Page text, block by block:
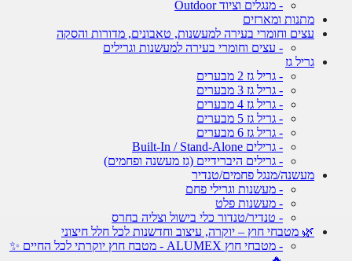
- מנגלים וציוד Outdoor
מתנות ומארזים
עצים וחומרי בעירה למעשנות, טאבונים, מדורות והסקה
- עצים וחומרי בעירה למעשנות וגרילים
גריל גז
- גריל גז 2 מבערים
- גריל גז 3 מבערים
- גריל גז 4 מבערים
- גריל גז 5 מבערים
- גריל גז 6 מבערים
- גרילים Built-In / Stand-Alone
- גרילים היברידיים (גז מעשנה ופחמים)
מעשנה/מנגל פחמים/טנדיר
- מעשנות וגרילי פחם
- מעשנות פלט
- טנדיר/טנדור כלי בישול וצליה בחרס
🌿 מטבחי חוץ – יוקרה, עיצוב וחדשנות לכל חלל חיצוני
- מטבחי חוץ ALUMEX - מטבח חוץ יוקרתי לכל החיים ✨